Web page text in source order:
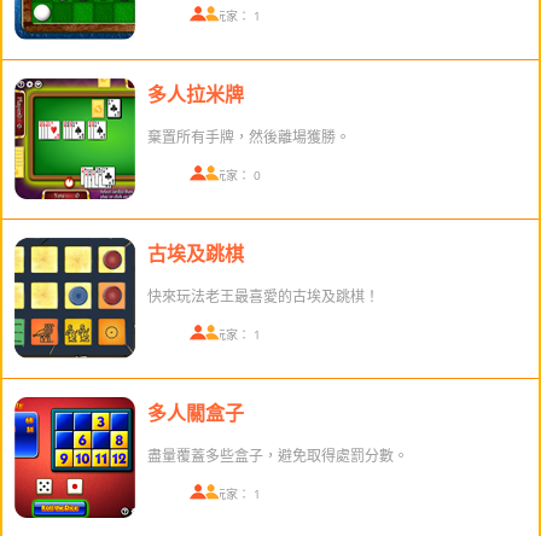
在線玩家： 1
多人拉米牌
棄置所有手牌，然後離場獲勝。
在線玩家： 0
古埃及跳棋
快來玩法老王最喜愛的古埃及跳棋！
在線玩家： 1
多人關盒子
盡量覆蓋多些盒子，避免取得處罰分數。
在線玩家： 1